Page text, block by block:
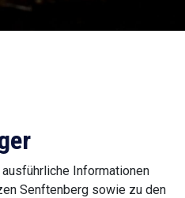
Informationen
Senftenberg sowie zu den